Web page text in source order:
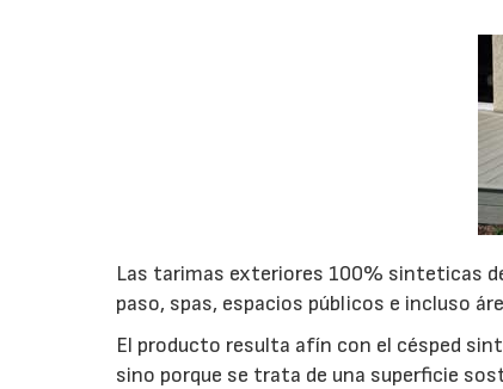
Las tarimas exteriores 100% sinteticas
paso, spas, espacios públicos e incluso
El producto resulta afín con el césped
sino porque se trata de una superficie